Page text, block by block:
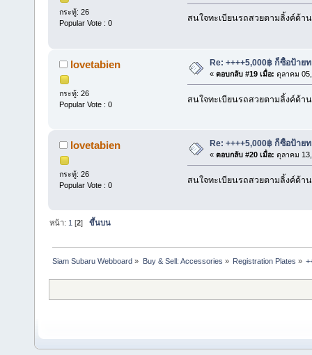
กระทู้: 26
Popular Vote : 0
สนใจทะเบียนรถสวยตามลิ้งค์ด้า
lovetabien
กระทู้: 26
Popular Vote : 0
Re: ++++5,000฿ ก็ซื้อป้าย
« ตอบกลับ #19 เมื่อ: ตุลาคม
สนใจทะเบียนรถสวยตามลิ้งค์ด้า
lovetabien
กระทู้: 26
Popular Vote : 0
Re: ++++5,000฿ ก็ซื้อป้าย
« ตอบกลับ #20 เมื่อ: ตุลาคม
สนใจทะเบียนรถสวยตามลิ้งค์ด้า
หน้า: 1 [2]ขึ้นบน
Siam Subaru Webboard » Buy & Sell: Accessories » Registration Plates »